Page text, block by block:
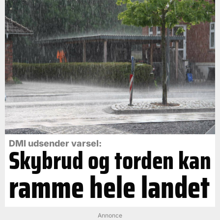
DMI udsender varsel:
Skybrud og torden kan
ramme hele landet
Annonce